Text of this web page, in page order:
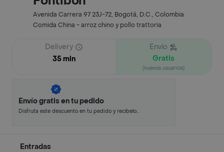
Avenida Carrera 97 23J-72, Bogotá, D.C., Colombia
Comida China - arroz chino y pollo trattoria
Delivery
35 min
Envío
Gratis
(nuevos usuarios)
Envío gratis en tu pedido
Disfruta este descuento en tu pedido y recíbelo
Entradas